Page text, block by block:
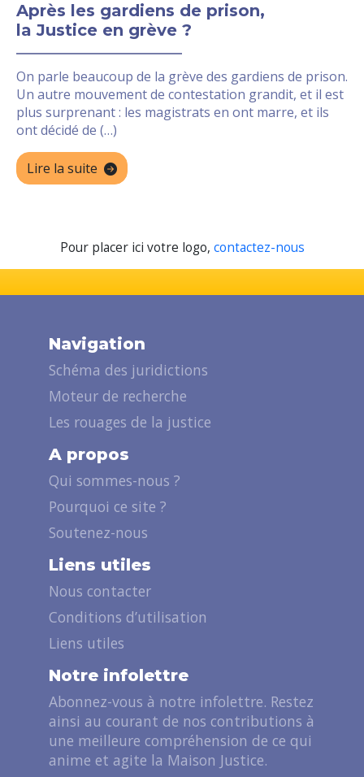
Après les gardiens de prison,
la Justice en grève ?
On parle beaucoup de la grève des gardiens de prison.
Un autre mouvement de contestation grandit, et il est
plus surprenant : les magistrats en ont marre, et ils
ont décidé de (…)
Lire la suite
Pour placer ici votre logo, contactez-nous
Navigation
Schéma des juridictions
Moteur de recherche
Les rouages de la justice
A propos
Qui sommes-nous ?
Pourquoi ce site ?
Soutenez-nous
Liens utiles
Nous contacter
Conditions d’utilisation
Liens utiles
Notre infolettre
Abonnez-vous à notre infolettre. Restez
ainsi au courant de nos contributions à
une meilleure compréhension de ce qui
anime et agite la Maison Justice.